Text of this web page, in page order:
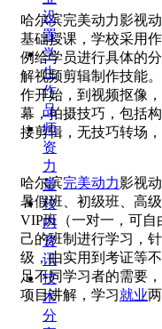
设
置
学
生
作
品
师
资
力
量
校
内
资
讯
技
术
分
哈尔滨完美动力影视
基础​‌‌‌‌授课，学校采用
例给学员进行具体的
解视频剪辑制作技能
作开始，到视频抠像
幕，拍摄技巧，包括
接剪辑，无技巧转场
哈尔滨完美动力影视
暑假班、初级班、高
VIP班（一对一，可自
己的班制进行学习，
级，由实用到考证等
足不同学习者的需要
项目讲解，学习就业